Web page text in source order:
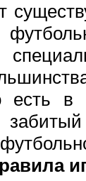
есть в